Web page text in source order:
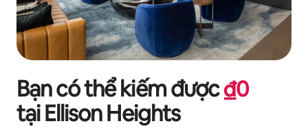
Bạn có thể kiếm được₫0
tạiEllison Heights